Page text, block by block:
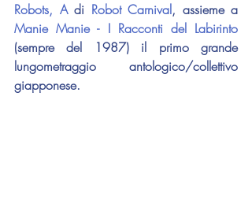
Robots, A di Robot Carnival
Manie Manie - I Racconti del Labirinto
(sempre del 1987) il primo grande
lungometraggio antologico/collettivo
giapponese.